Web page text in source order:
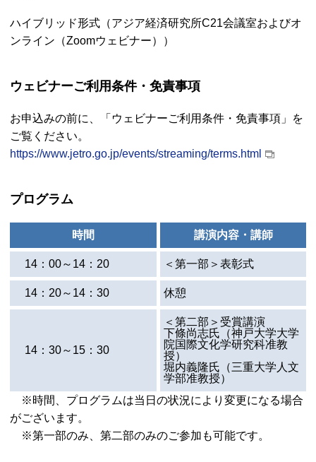
ハイブリッド形式（アジア経済研究所C21会議室およびオ
ンライン（Zoomウェビナー））
ウェビナーご利用条件・免責事項
お申込みの前に、「ウェビナーご利用条件・免責事項」を
ご覧ください。
https://www.jetro.go.jp/events/streaming/terms.html
プログラム
時間 講演内容・講師
14：00～14：20 ＜第一部＞表彰式
14：20～14：30 休憩
14：30～15：30
＜第二部＞受賞講演
下條尚志氏（神戸大学大学
院国際文化学研究科准教
授）
堀内義隆氏（三重大学人文
学部准教授）
※時間、プログラムは当日の状況により変更になる場合
がございます。
※第一部のみ、第二部のみのご参加も可能です。